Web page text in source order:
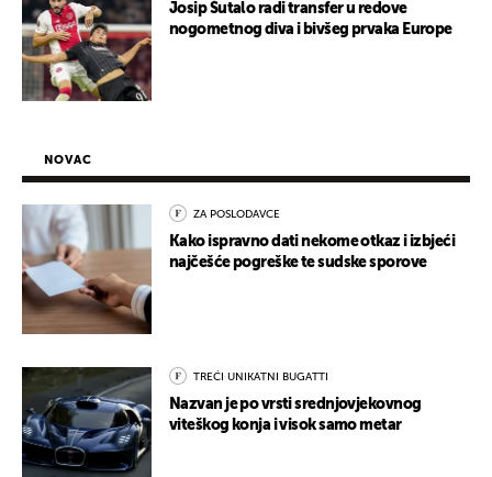
Josip Šutalo radi transfer u redove
nogometnog diva i bivšeg prvaka Europe
NOVAC
ZA POSLODAVCE
Kako ispravno dati nekome otkaz i izbjeći
najčešće pogreške te sudske sporove
TREĆI UNIKATNI BUGATTI
Nazvan je po vrsti srednjovjekovnog
viteškog konja i visok samo metar